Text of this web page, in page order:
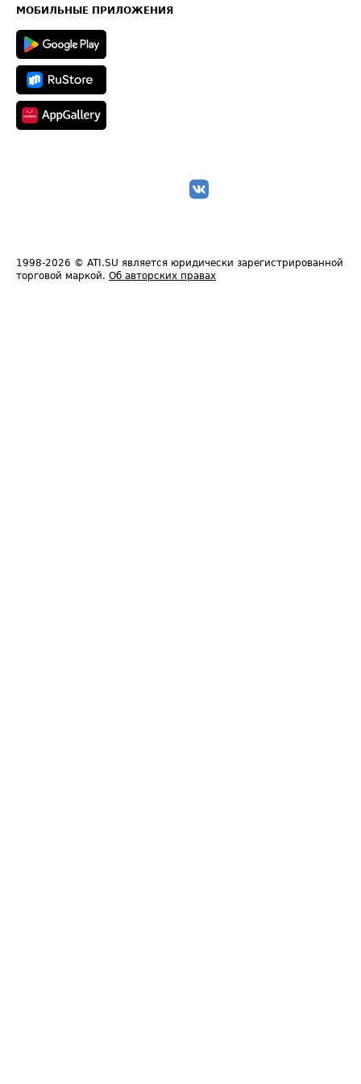
Техническая информация
МОБИЛЬНЫЕ ПРИЛОЖЕНИЯ
1998-2026 © ATI.SU является юридически зарегистрированной
торговой маркой. Об авторских правах